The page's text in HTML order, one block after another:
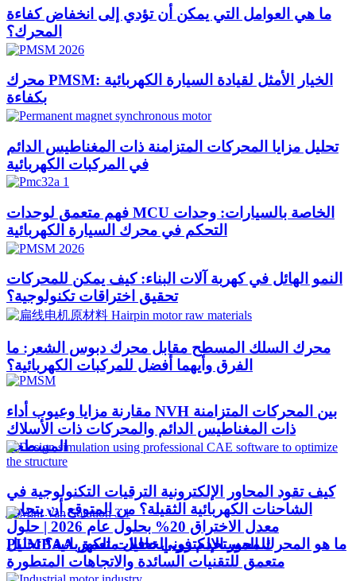
ما هي العوامل التي يمكن أن تؤدي إلى انخفاض كفاءة
المحرك؟
محرك PMSM: الخيار الأمثل لقيادة السيارة الكهربائية
بكفاءة
تحليل مزايا المحركات المتزامنة ذات المغناطيس الدائم
في المركبات الكهربائية
فهم متعمق لوحدات MCU الخاصة بالسيارات: وحدات
التحكم في محرك السيارة الكهربائية
النمو الهائل في كهربة آلات البناء: كيف يمكن للمحركات
تحقيق اختراقات تكنولوجية؟
محرك السلك المسطح مقابل محرك دبوس الشعر: ما
الفرق وأيهما أفضل للمركبات الكهربائية؟
مقارنة مزايا وعيوب أداء NVH بين المحركات المتزامنة
ذات المغناطيس الدائم والمحركات ذات الأسلاك
المسطحة
كيف تقود المحاور الإلكترونية الترقيات التكنولوجية في
الشاحنات الكهربائية الثقيلة؟ من المتوقع أن يتجاوز
معدل الاختراق 20% بحلول عام 2026 | حلول
PUMBAA للمحور الإلكتروني تحليل متعمق
ما هو المحرك المستخدم في الحافلات الكهربائية؟ تحليل
متعمق للتقنيات السائدة والاتجاهات المتطورة